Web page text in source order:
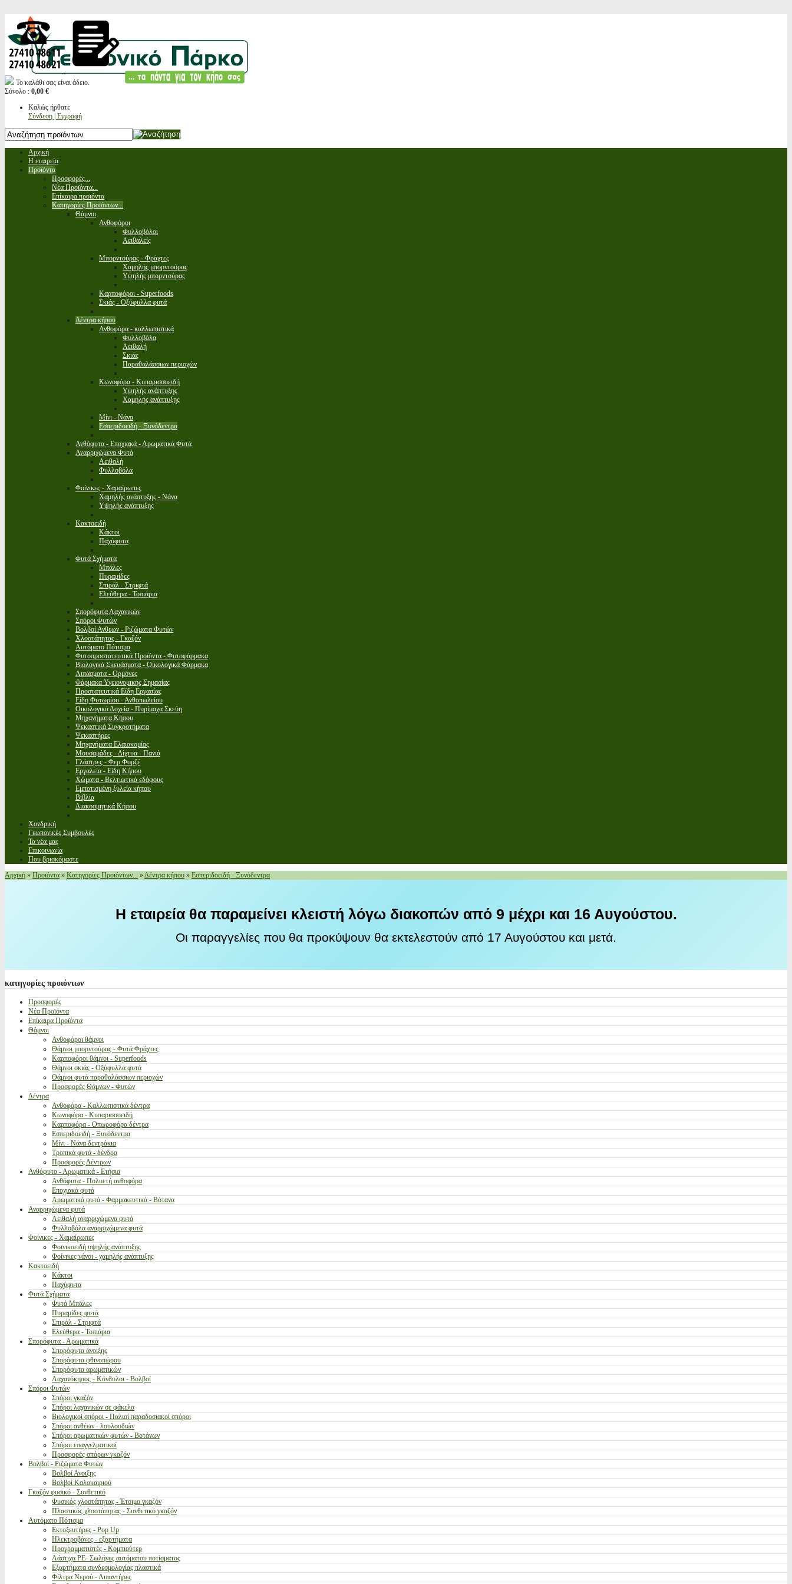
Το καλάθι σας είναι άδειο.
Σύνολο : 0,00 €
Καλώς ήρθατε
Σύνδεση | Εγγραφή
Αρχική
Η εταιρεία
Προϊόντα
Προσφορές...
Νέα Προϊόντα...
Επίκαιρα προϊόντα
Κατηγορίες Προϊόντων...
Θάμνοι
Ανθοφόροι
Φυλλοβόλοι
Αειθαλείς
Μπορντούρας - Φράχτες
Χαμηλής μπορντούρας
Υψηλής μπορντούρας
Καρποφόροι - Superfoods
Σκιάς - Οξύφυλλα φυτά
Δέντρα κήπου
Ανθοφόρα - καλλωπιστικά
Φυλλοβόλα
Αειθαλή
Σκιάς
Παραθαλάσσιων περιοχών
Κωνοφόρα - Κυπαρισσοειδή
Υψηλής ανάπτυξης
Χαμηλής ανάπτυξης
Μίνι - Νάνα
Εσπεριδοειδή - Ξυνόδεντρα
Ανθόφυτα - Εποχιακά - Αρωματικά Φυτά
Αναρριχώμενα Φυτά
Αειθαλή
Φυλλοβόλα
Φοίνικες - Χαμαίρωπες
Χαμηλής ανάπτυξης - Νάνα
Υψηλής ανάπτυξης
Κακτοειδή
Κάκτοι
Παχύφυτα
Φυτά Σχήματα
Μπάλες
Πυραμίδες
Σπιράλ - Στριφτά
Ελεύθερα - Τοπιάρια
Σπορόφυτα Λαχανικών
Σπόροι Φυτών
Βολβοί Ανθεων - Ριζώματα Φυτών
Χλοοτάπητας - Γκαζόν
Αυτόματο Πότισμα
Φυτοπροστατευτικά Προϊόντα - Φυτοφάρμακα
Βιολογικά Σκευάσματα - Οικολογικά Φάρμακα
Λιπάσματα - Ορμόνες
Φάρμακα Υγειονομικής Σημασίας
Προστατευτικά Είδη Εργασίας
Είδη Φυτωρίου - Ανθοπωλείου
Οικολογικά Δοχεία - Πυρίμαχα Σκεύη
Μηχανήματα Κήπου
Ψεκαστικά Συγκροτήματα
Ψεκαστήρες
Μηχανήματα Ελαιοκομίας
Μουσαμάδες - Δίχτυα - Πανιά
Γλάστρες - Φερ Φορζέ
Εργαλεία - Είδη Κήπου
Χώματα - Βελτιωτικά εδάφους
Εμποτισμένη ξυλεία κήπου
Βιβλία
Διακοσμητικά Κήπου
Χονδρική
Γεωπονικές Συμβουλές
Τα νέα μας
Επικοινωνία
Που βρισκόμαστε
Αρχική » Προϊόντα » Κατηγορίες Προϊόντων... »Δέντρα κήπου » Εσπεριδοειδή - Ξυνόδεντρα
Η εταιρεία θα παραμείνει κλειστή λόγω διακοπών από 9 μέχρι και 16 Αυγούστου.
Οι παραγγελίες που θα προκύψουν θα εκτελεστούν από 17 Αυγούστου και μετά.
κατηγορίες προιόντων
Προσφορές
Νέα Προϊόντα
Επίκαιρα Προϊόντα
Θάμνοι
Ανθοφόροι θάμνοι
Θάμνοι μπορντούρας - Φυτά Φράχτες
Καρποφόροι θάμνοι - Superfoods
Θάμνοι σκιάς - Οξύφυλλα φυτά
Θάμνοι φυτά παραθαλάσσιων περιοχών
Προσφορές Θάμνων - Φυτών
Δέντρα
Ανθοφόρα - Καλλωπιστικά δέντρα
Κωνοφόρα - Κυπαρισσοειδή
Καρποφόρα - Οπωροφόρα δέντρα
Εσπεριδοειδή - Ξυνόδεντρα
Μίνι - Νάνα δεντράκια
Τροπικά φυτά - δένδρα
Προσφορές Δέντρων
Ανθόφυτα - Αρωματικά - Ετήσια
Ανθόφυτα - Πολυετή ανθοφόρα
Εποχιακά φυτά
Αρωματικά φυτά - Φαρμακευτικά - Βότανα
Αναρριχώμενα φυτά
Αειθαλή αναρριχώμενα φυτά
Φυλλοβόλα αναρριχώμενα φυτά
Φοίνικες - Χαμαίρωπες
Φοινικοειδή υψηλής ανάπτυξης
Φοίνικες νάνοι - χαμηλής ανάπτυξης
Κακτοειδή
Κάκτοι
Παχύφυτα
Φυτά Σχήματα
Φυτά Μπάλες
Πυραμίδες φυτά
Σπιράλ - Στριφτά
Ελεύθερα - Τοπιάρια
Σπορόφυτα - Αρωματικά
Σπορόφυτα άνοιξης
Σπορόφυτα φθινοπώρου
Σπορόφυτα αρωματικών
Λαχανόκηπος - Κόνδυλοι - Βολβοί
Σπόροι Φυτών
Σπόροι γκαζόν
Σπόροι λαχανικών σε φάκελα
Βιολογικοί σπόροι - Παλιοί παραδοσιακοί σπόροι
Σπόροι ανθέων - λουλουδιών
Σπόροι αρωματικών φυτών - Βοτάνων
Σπόροι επαγγελματικοί
Προσφορές σπόρων γκαζόν
Βολβοί - Ριζώματα Φυτών
Βολβοί Ανοιξης
Βολβοί Καλοκαιριού
Γκαζόν φυσικό - Συνθετικό
Φυσικός χλοοτάπητας - Έτοιμο γκαζόν
Πλαστικός χλοοτάπητας - Συνθετικό γκαζόν
Αυτόματο Πότισμα
Εκτοξευτήρες - Pop Up
Ηλεκτροβάνες - εξαρτήματα
Προγραμματιστές - Κομπιούτερ
Λάστιχα PE- Σωλήνες αυτόματου ποτίσματος
Εξαρτήματα συνδεσμολογίας πλαστικά
Φίλτρα Νερού - Λιπαντήρες